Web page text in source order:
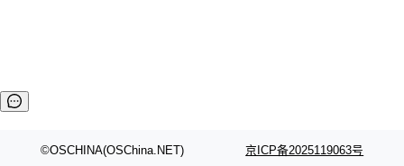
©OSCHINA(OSChina.NET) 京ICP备2025119063号